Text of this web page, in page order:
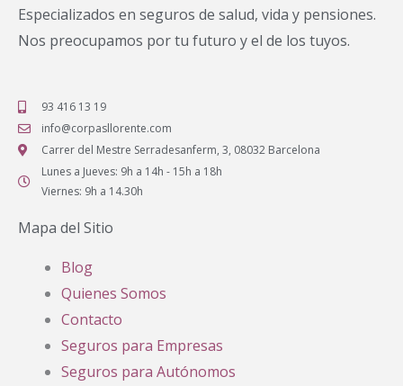
Especializados en seguros de salud, vida y pensiones.
Nos preocupamos por tu futuro y el de los tuyos.
93 416 13 19
info@corpasllorente.com
Carrer del Mestre Serradesanferm, 3, 08032 Barcelona
Lunes a Jueves: 9h a 14h - 15h a 18h
Viernes: 9h a 14.30h
Mapa del Sitio
Blog
Quienes Somos
Contacto
Seguros para Empresas
Seguros para Autónomos